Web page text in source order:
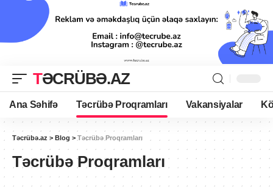
TƏCRÜBƏ.AZ
Ana Səhifə Təcrübə Proqramları Vakansiyalar
Təcrübə.az > Blog > Təcrübə Proqramları
Təcrübə Proqramları